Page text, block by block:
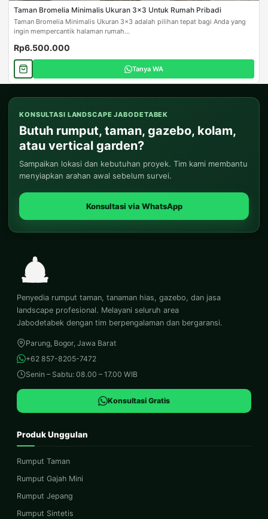
Taman Bromelia Minimalis Ukuran 3x3 Untuk Rumah Pribadi
Taman Bromelia Minimalis Ukuran 3x3 adalah pilihan tepat bagi Anda yang
ingin mempercantik halaman rumah...
Rp6.500.000
Tanya WA
KONSULTASI LANDSCAPE JABODETABEK
Butuh rumput, taman, gazebo, kolam,
atau vertical garden?
Sampaikan lokasi dan kebutuhan proyek. Tim kami membantu
menyiapkan arahan awal sebelum survei.
Konsultasi via WhatsApp
Penyedia rumput taman, tanaman hias, gazebo, dan jasa
landscape profesional. Melayani seluruh area
Jabodetabek dengan tim berpengalaman dan bergaransi.
Parung, Bogor, Jawa Barat
+62 857-8205-7472
Senin – Sabtu: 08.00 – 17.00 WIB
Konsultasi Gratis
Produk Unggulan
Rumput Taman
Rumput Gajah Mini
Rumput Jepang
Rumput Sintetis